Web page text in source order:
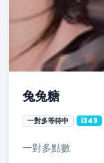
兔兔糖
一對多等待中 i349
一對多點數